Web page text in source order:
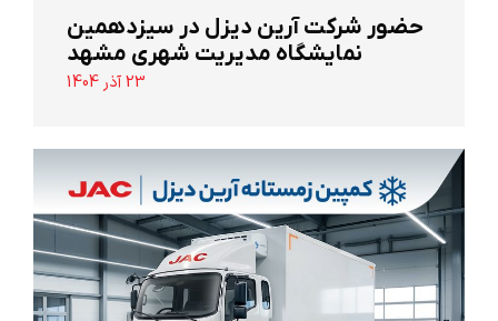
حضور شرکت آرین ‌دیزل در سیزدهمین
نمایشگاه مدیریت شهری مشهد
23 آذر 1404